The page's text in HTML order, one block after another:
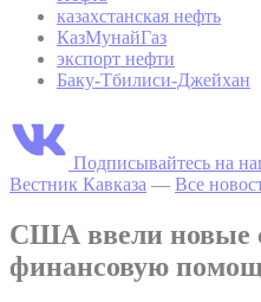
казахстанская нефть
КазМунайГаз
экспорт нефти
Баку-Тбилиси-Джейхан
Подписывайтесь на
Вестник Кавказа — Все
США ввели новые
финансовую